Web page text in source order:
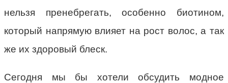
нельзя пренебрегать, особенно биотином,
который напрямую влияет на рост волос, а так
же их здоровый блеск.
Сегодня мы бы хотели обсудить модное